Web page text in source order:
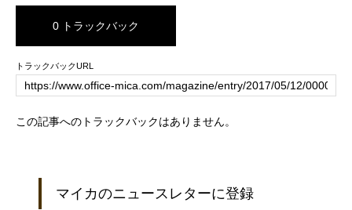
0 トラックバック
トラックバックURL
この記事へのトラックバックはありません。
マイカのニュースレターに登録